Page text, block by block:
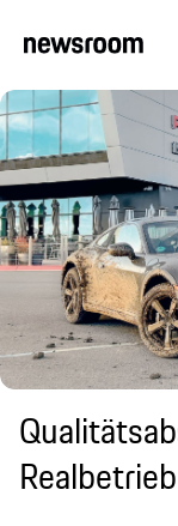
Realbetrieb